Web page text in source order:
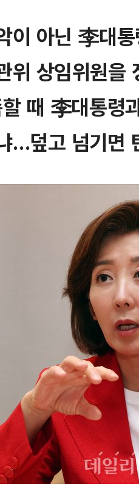
이 아닌 李대
위 상임위원
때 李대통령
…덮고 넘기면